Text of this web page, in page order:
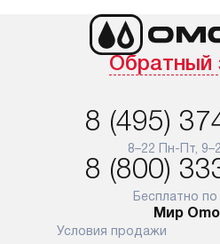
менеджером на сайте.
с особым лейблом
доставляются бесплатно
аксессуаров не
Для доставки в другие
мы используем услуги
транспортной компании.
Уточняйте все условия
у нашего менеджера при
Обратный
8 (495)
8–22 Пн-Пт,
8 (800)
Бесплатно
Мир
Условия продажи